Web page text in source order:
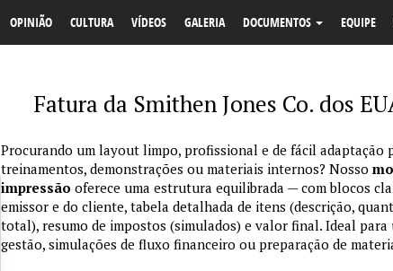
OPINIÃO CULTURA VÍDEOS GALERIA DOCUMENTOS EQUIPE
Fatura da Smithen Jones Co. dos
Procurando um layout limpo, profissional e de fácil adaptação
treinamentos, demonstrações ou materiais internos? Nosso
impressão oferece uma estrutura equilibrada — com blocos
emissor e do cliente, tabela detalhada de itens (descrição,
total), resumo de impostos (simulados) e valor final. Ideal para
gestão, simulações de fluxo financeiro ou preparação de